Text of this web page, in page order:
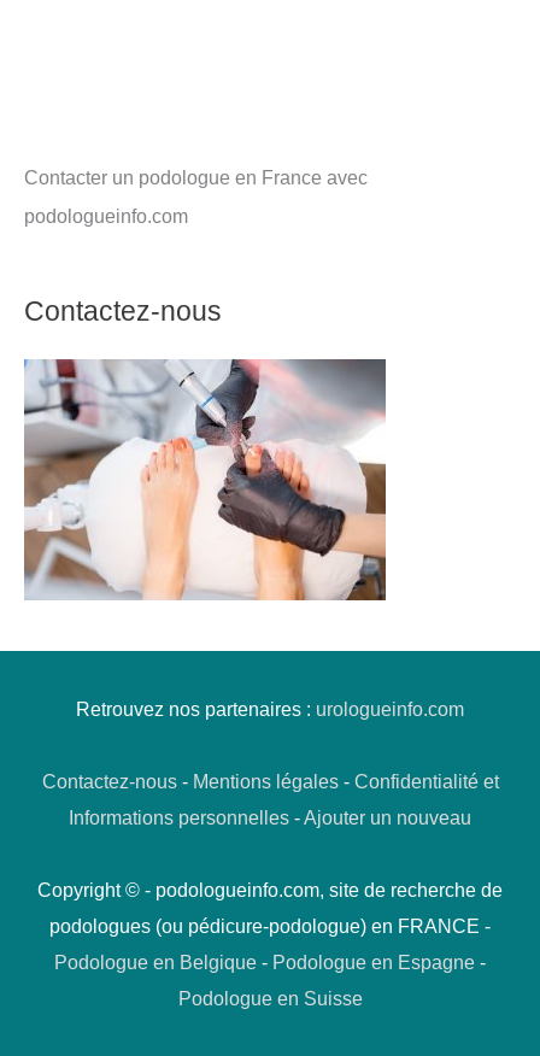
Contacter un podologue en France avec
podologueinfo.com
Contactez-nous
Retrouvez nos partenaires : urologueinfo.com
Contactez-nous- Mentions légales- Confidentialité et
Informations personnelles -Ajouter un nouveau
Copyright © - podologueinfo.com, site de recherche de
podologues (ou pédicure-podologue) en FRANCE -
Podologue en Belgique - Podologue en Espagne -
Podologue en Suisse